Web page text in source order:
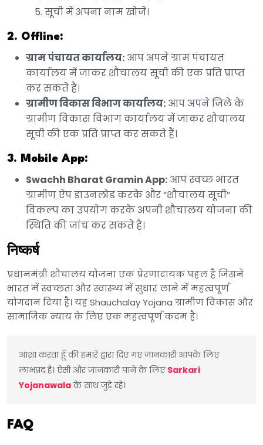
सूची में अपना नाम खोजें।
2. Offline:
ग्राम पंचायत कार्यालय: आप अपने ग्राम पंचायत
कार्यालय में जाकर शौचालय सूची की एक प्रति प्राप्त
कर सकते हैं।
ग्रामीण विकास विभाग कार्यालय: आप अपने जिले के
ग्रामीण विकास विभाग कार्यालय में जाकर शौचालय
सूची की एक प्रति प्राप्त कर सकते हैं।
3. Mobile App:
Swachh Bharat Gramin App: आप स्वच्छ भारत
ग्रामीण ऐप डाउनलोड करके और “शौचालय सूची”
विकल्प का उपयोग करके अपनी शौचालय योजना की
स्थिति की जांच कर सकते हैं।
निष्कर्ष
प्रधानमंत्री शौचालय योजना एक प्रेरणादायक पहल है जिसने
भारत में स्वच्छता और स्वास्थ्य में सुधार लाने में महत्वपूर्ण
योगदान दिया है। यह Shauchalay Yojana ग्रामीण विकास और
सामाजिक न्याय के लिए एक महत्वपूर्ण कदम है।
आशा करता हूँ की हमारे द्वारा दिए गए जानकारी आपके लिए
लाभप्रद है। ऐसी और जानकारी पाने के लिए Sarkari
Yojanawala के साथ जुड़े रहे।
FAQ